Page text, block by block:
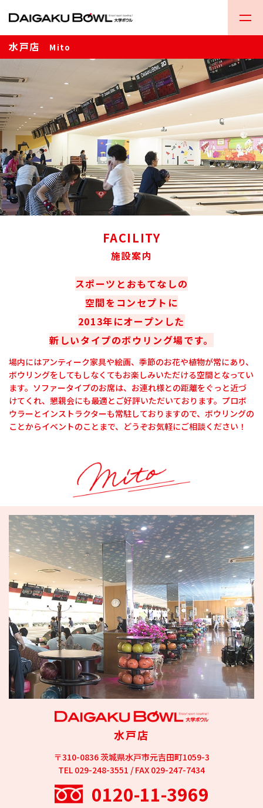
水戸店 Mito
FACILITY
施設案内
スポーツとおもてなしの
空間をコンセプトに
2013年にオープンした
新しいタイプのボウリング場です。
場内にはアンティーク家具や絵画、季節のお花や植物が常にあり、
ボウリングをしてもしなくてもお楽しみいただける空間となってい
ます。ソファータイプのお席は、お連れ様との距離をぐっと近づ
けてくれ、懇親会にも最適とご好評いただいております。プロボ
ウラーとインストラクターも常駐しておりますので、ボウリングの
ことからイベントのことまで、どうぞお気軽にご相談ください！
水戸店
〒310-0836 茨城県水戸市元吉田町1059-3
TEL 029-248-3551 / FAX 029-247-7434
0120-11-3969